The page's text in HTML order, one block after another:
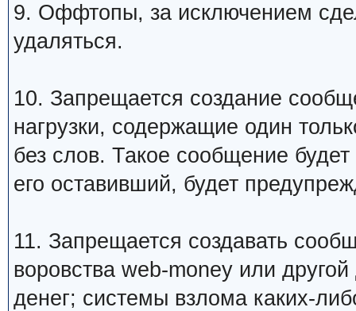
9. Оффтопы, за исключением
удаляться.
10. Запрещается создание
нагрузки, содержащие один
без слов. Такое сообщение
его оставивший, будет
11. Запрещается создавать
воровства web-money или
денег; системы взлома каких-